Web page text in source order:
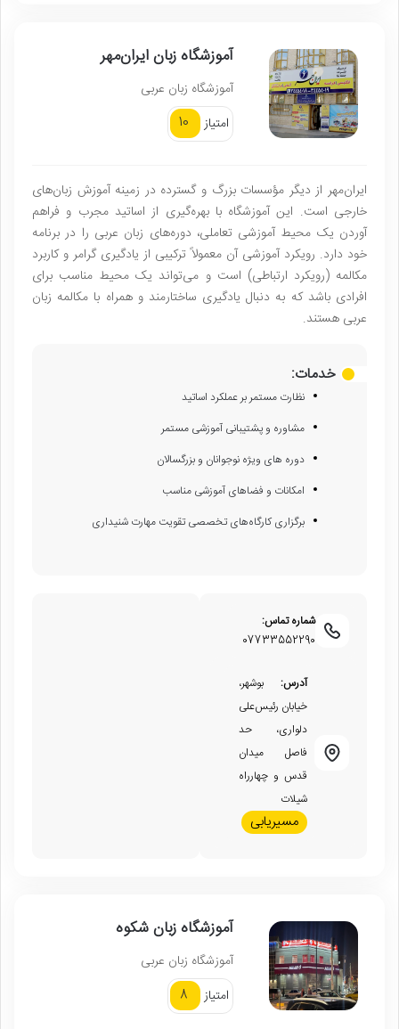
آموزشگاه زبان ایران‌مهر
آموزشگاه زبان عربی
امتیاز
10
ایران‌مهر از دیگر مؤسسات بزرگ و گسترده در زمینه آموزش زبان‌های
خارجی است. این آموزشگاه با بهره‌گیری از اساتید مجرب و فراهم
آوردن یک محیط آموزشی تعاملی، دوره‌های زبان عربی را در برنامه
خود دارد. رویکرد آموزشی آن معمولاً ترکیبی از یادگیری گرامر و کاربرد
مکالمه (رویکرد ارتباطی) است و می‌تواند یک محیط مناسب برای
افرادی باشد که به دنبال یادگیری ساختارمند و همراه با مکالمه زبان
عربی هستند.
خدمات:
نظارت مستمر بر عملکرد اساتید
مشاوره و پشتیبانی آموزشی مستمر
دوره های ویژه نوجوانان و بزرگسالان
امکانات و فضاهای آموزشی مناسب
برگزاری کارگاه‌های تخصصی تقویت مهارت شنیداری
شماره تماس:
07733552290
آدرس: بوشهر،
خیابان رئیس‌علی
دلواری، حد
فاصل میدان
قدس و چهارراه
شیلات
مسیریابی
آموزشگاه زبان شکوه
آموزشگاه زبان عربی
امتیاز
8